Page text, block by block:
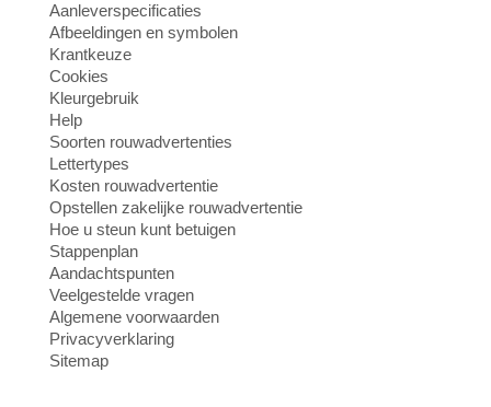
Aanleverspecificaties
Afbeeldingen en symbolen
Krantkeuze
Cookies
Kleurgebruik
Help
Soorten rouwadvertenties
Lettertypes
Kosten rouwadvertentie
Opstellen zakelijke rouwadvertentie
Hoe u steun kunt betuigen
Stappenplan
Aandachtspunten
Veelgestelde vragen
Algemene voorwaarden
Privacyverklaring
Sitemap